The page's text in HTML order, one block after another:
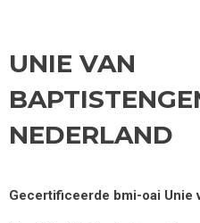
UNIE VAN
NEDERLAND
Gecertificeerde bmi-oai Unie